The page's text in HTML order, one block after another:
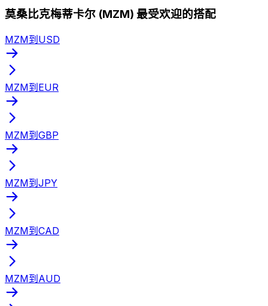
莫桑比克梅蒂卡尔 (MZM) 最受欢迎的搭配
MZM到USD
MZM到EUR
MZM到GBP
MZM到JPY
MZM到CAD
MZM到AUD